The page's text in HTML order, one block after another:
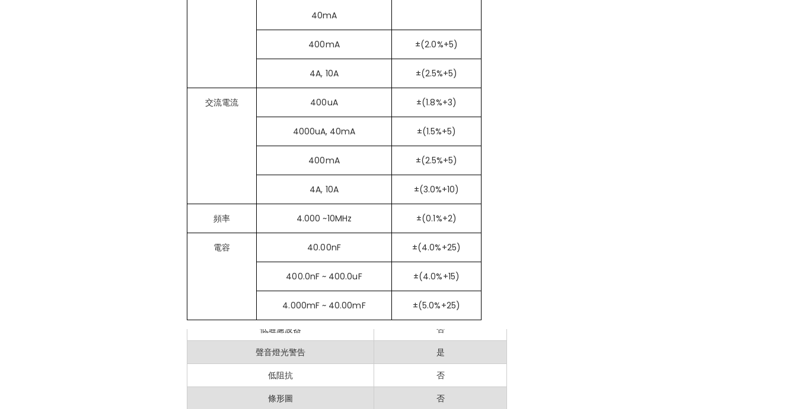
：4.000Hz 至 10MHz
優勢
：具備非接觸電壓偵測與 CAT III 600V 安全等級，確保在不同環境中的安全操作。
：自動量程、數據保持功能及符合人體工學的設計，使其易於操作，即使是初學者也能快速上手。
：專為嚴苛環境而設計，MS8239D+ 可確保長久的性能與可靠性。
為何選擇 MASTECH MS8239D+？
MASTECH MS8239D+ 自動量程數位萬用表集多功能性與易用性於一身，是從事電氣系統工作的理想工具。其強大功能與可靠性能，讓您能夠自信地應對任何電
氣測試任務。
二極體
是
40MΩ
40.00mF
頻率
10MHz
頻率
是
否
否
否
雙顯示
否
超載保護
是
相對測量
是
峰值測量
否
低通濾波器
否
聲音燈光警告
是
低阻抗
否
條形圖
否
40mA
400mA ±(2.0%+5)
4A, 10A ±(2.5%+5)
交流電流 400uA ±(1.8%+3)
4000uA, 40mA ±(1.5%+5)
400mA ±(2.5%+5)
4A, 10A ±(3.0%+10)
頻率 4.000 ~10MHz ±(0.1%+2)
電容 40.00nF ±(4.0%+25)
400.0nF ~ 400.0uF ±(4.0%+15)
4.000mF ~ 40.00mF ±(5.0%+25)